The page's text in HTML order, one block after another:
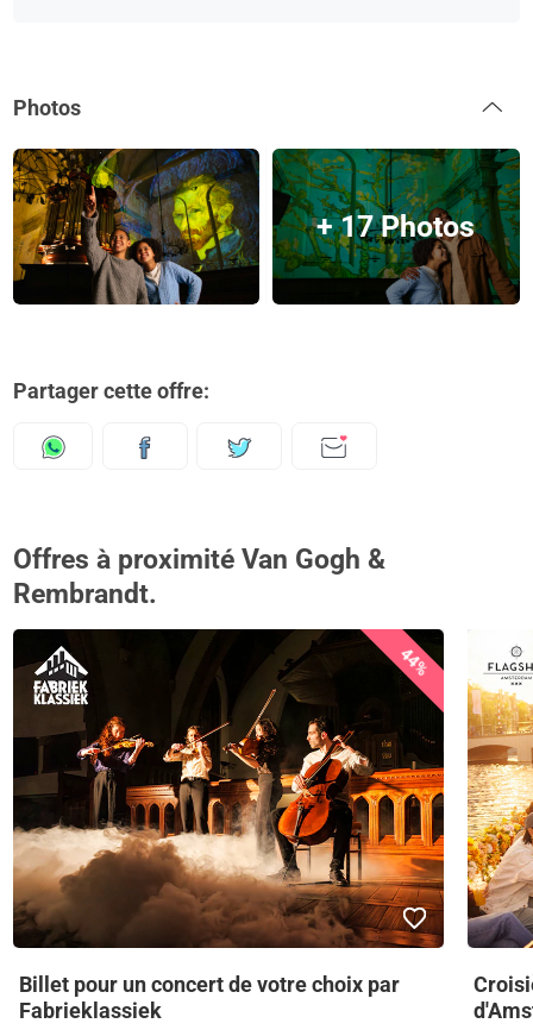
Photos
+ 17 Photos
Partager cette offre:
Offres à proximité Van Gogh &
Rembrandt.
44%
Billet pour un concert de votre choix par
Fabrieklassiek